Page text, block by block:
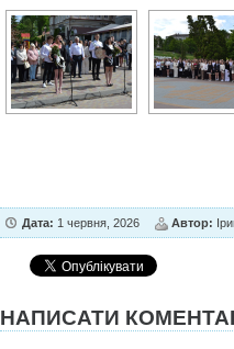
Дата: 1 червня, 2026 Автор:
НАПИСАТИ